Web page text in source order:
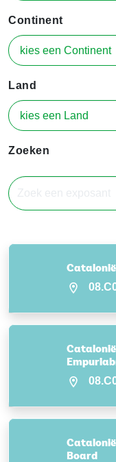
Continent
Land
Zoeken
Catalonië
Board